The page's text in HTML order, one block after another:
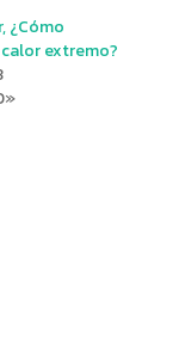
¿Cómo
extremo?